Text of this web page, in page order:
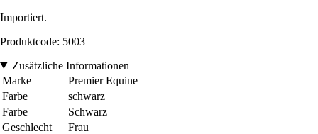
Importiert.
Produktcode: 5003
Zusätzliche Informationen
Marke
Premier Equine
Farbe
schwarz
Farbe
Schwarz
Geschlecht
Frau